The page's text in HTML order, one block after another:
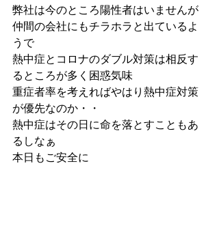
弊社は今のところ陽性者はいませんが
仲間の会社にもチラホラと出ているよ
うで
熱中症とコロナのダブル対策は相反す
るところが多く困惑気味
重症者率を考えればやはり熱中症対策
が優先なのか・・
熱中症はその日に命を落とすこともあ
るしなぁ
本日もご安全に